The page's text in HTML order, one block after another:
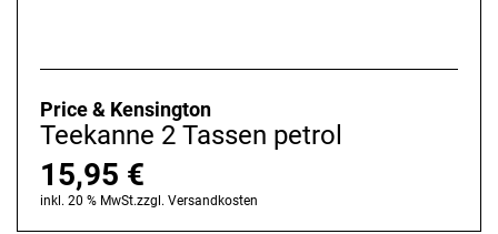
Price & Kensington
Teekanne 2 Tassen petrol
15,95 €
inkl. 20 % MwSt.zzgl. Versandkosten